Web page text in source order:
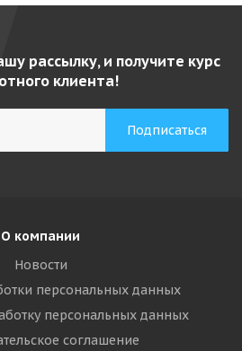
рассылку, и получите курс
клиента!
О компании
Новости
персональных данных
персональных данных
соглашение